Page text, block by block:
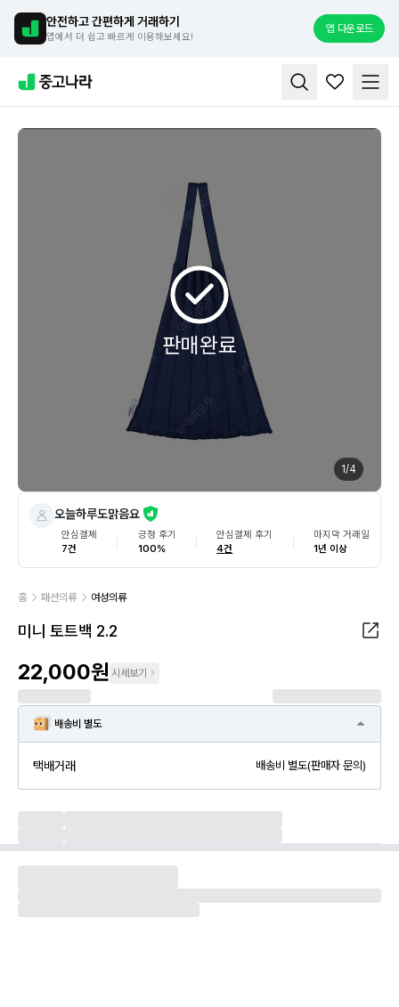
안전하고 간편하게 거래하기
앱에서 더 쉽고 빠르게 이용해보세요!
앱 다운로드
판매완료
1/4
오늘하루도맑음요
안심결제
7건
긍정 후기
100%
안심결제 후기
4건
마지막 거래일
1년 이상
홈 패션의류 여성의류
미니 토트백 2.2
22,000원 시세보기
배송비 별도
택배거래 배송비 별도(판매자 문의)